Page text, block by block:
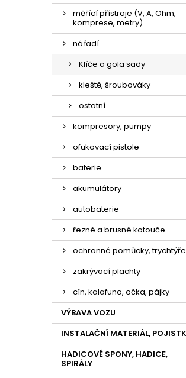
měřící přístroje (V, A, Ohm,
komprese, metry)
nářadí
Klíče a gola sady
kleště, šroubováky
ostatní
kompresory, pumpy
ofukovací pistole
baterie
akumulátory
autobaterie
řezné a brusné kotouče
ochranné pomůcky, trychtýře
zakrývací plachty
cín, kalafuna, očka, pájky
VÝBAVA VOZU
INSTALAČNÍ MATERIÁL,
HADICOVÉ SPONY, HADICE,
SPIRÁLY